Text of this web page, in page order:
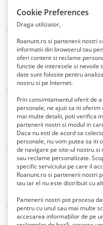
Cauto
Verifica
Barbat
450 Lei
Sunt
Verifica
caut
Cookie Preferences
Draga utilizator,
Roanunt.ro si partenerii nostri
informatii din browserul tau
oferi content si reclame
functie de interesele si nevoile
date sunt folosite pentru
nostru si pe Internet.
Prin consimtamantul oferit de
personale, ne ajuti sa iti
mai multe detalii, poti verifica
partenerii nostri si modul in
Daca nu esti de acord sa
personale, nu vom putea sa iti
de navigare pe site-ul nostru
sau reclame personalizate.
specific serviciului pe care il
Roanunt.ro si partenerii nostri
tau iar el nu este distribuit cu
Partenerii nostri pot procesa
pentru cu unul sau mai multe
accesarea informațiilor de pe